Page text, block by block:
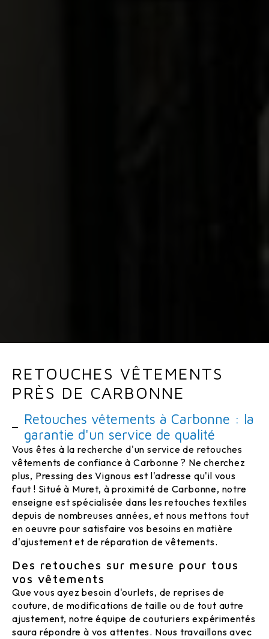
RETOUCHES VÊTEMENTS
PRÈS DE CARBONNE
Retouches vêtements à Carbonne : la
garantie d'un service de qualité
Vous êtes à la recherche d'un service de retouches
vêtements de confiance à Carbonne ? Ne cherchez
plus, Pressing des Vignous est l'adresse qu'il vous
faut ! Situé à Muret, à proximité de Carbonne, notre
enseigne est spécialisée dans les retouches textiles
depuis de nombreuses années, et nous mettons tout
en oeuvre pour satisfaire vos besoins en matière
d'ajustement et de réparation de vêtements.
Des retouches sur mesure pour tous
vos vêtements
Que vous ayez besoin d'ourlets, de reprises de
couture, de modifications de taille ou de tout autre
ajustement, notre équipe de couturiers expérimentés
saura répondre à vos attentes. Nous travaillons avec